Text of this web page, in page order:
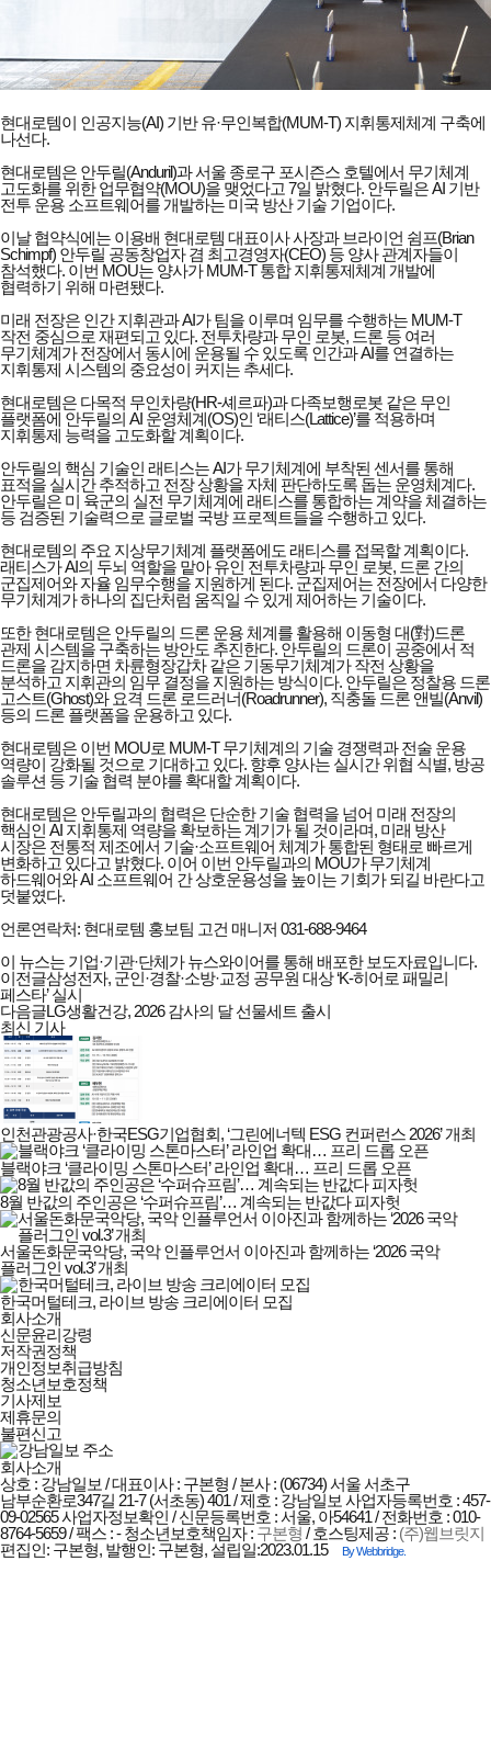
현대로템이 인공지능(AI) 기반 유·무인복합(MUM-T) 지휘통제체계 구축에
나선다.
현대로템은 안두릴(Anduril)과 서울 종로구 포시즌스 호텔에서 무기체계
고도화를 위한 업무협약(MOU)을 맺었다고 7일 밝혔다. 안두릴은 AI 기반
전투 운용 소프트웨어를 개발하는 미국 방산 기술 기업이다.
이날 협약식에는 이용배 현대로템 대표이사 사장과 브라이언 쉼프(Brian
Schimpf) 안두릴 공동창업자 겸 최고경영자(CEO) 등 양사 관계자들이
참석했다. 이번 MOU는 양사가 MUM-T 통합 지휘통제체계 개발에
협력하기 위해 마련됐다.
미래 전장은 인간 지휘관과 AI가 팀을 이루며 임무를 수행하는 MUM-T
작전 중심으로 재편되고 있다. 전투차량과 무인 로봇, 드론 등 여러
무기체계가 전장에서 동시에 운용될 수 있도록 인간과 AI를 연결하는
지휘통제 시스템의 중요성이 커지는 추세다.
현대로템은 다목적 무인차량(HR-셰르파)과 다족보행로봇 같은 무인
플랫폼에 안두릴의 AI 운영체계(OS)인 ‘래티스(Lattice)’를 적용하며
지휘통제 능력을 고도화할 계획이다.
안두릴의 핵심 기술인 래티스는 AI가 무기체계에 부착된 센서를 통해
표적을 실시간 추적하고 전장 상황을 자체 판단하도록 돕는 운영체계다.
안두릴은 미 육군의 실전 무기체계에 래티스를 통합하는 계약을 체결하는
등 검증된 기술력으로 글로벌 국방 프로젝트들을 수행하고 있다.
현대로템의 주요 지상무기체계 플랫폼에도 래티스를 접목할 계획이다.
래티스가 AI의 두뇌 역할을 맡아 유인 전투차량과 무인 로봇, 드론 간의
군집제어와 자율 임무수행을 지원하게 된다. 군집제어는 전장에서 다양한
무기체계가 하나의 집단처럼 움직일 수 있게 제어하는 기술이다.
또한 현대로템은 안두릴의 드론 운용 체계를 활용해 이동형 대(對)드론
관제 시스템을 구축하는 방안도 추진한다. 안두릴의 드론이 공중에서 적
드론을 감지하면 차륜형장갑차 같은 기동무기체계가 작전 상황을
분석하고 지휘관의 임무 결정을 지원하는 방식이다. 안두릴은 정찰용 드론
고스트(Ghost)와 요격 드론 로드러너(Roadrunner), 직충돌 드론 앤빌(Anvil)
등의 드론 플랫폼을 운용하고 있다.
현대로템은 이번 MOU로 MUM-T 무기체계의 기술 경쟁력과 전술 운용
역량이 강화될 것으로 기대하고 있다. 향후 양사는 실시간 위협 식별, 방공
솔루션 등 기술 협력 분야를 확대할 계획이다.
현대로템은 안두릴과의 협력은 단순한 기술 협력을 넘어 미래 전장의
핵심인 AI 지휘통제 역량을 확보하는 계기가 될 것이라며, 미래 방산
시장은 전통적 제조에서 기술·소프트웨어 체계가 통합된 형태로 빠르게
변화하고 있다고 밝혔다. 이어 이번 안두릴과의 MOU가 무기체계
하드웨어와 AI 소프트웨어 간 상호운용성을 높이는 기회가 되길 바란다고
덧붙였다.
언론연락처: 현대로템 홍보팀 고건 매니저 031-688-9464
이 뉴스는 기업·기관·단체가 뉴스와이어를 통해 배포한 보도자료입니다.
이전글삼성전자, 군인·경찰·소방·교정 공무원 대상 ‘K-히어로 패밀리
페스타’ 실시
다음글LG생활건강, 2026 감사의 달 선물세트 출시
최신 기사
인천관광공사·한국ESG기업협회, ‘그린에너텍 ESG 컨퍼런스 2026’ 개최
블랙야크 ‘클라이밍 스톤마스터’ 라인업 확대… 프리 드롭 오픈
8월 반값의 주인공은 ‘수퍼슈프림’… 계속되는 반값다 피자헛
서울돈화문국악당, 국악 인플루언서 이아진과 함께하는 ‘2026 국악
플러그인 vol.3’ 개최
한국머털테크, 라이브 방송 크리에이터 모집
강남일보
회사소개
및
정책안내
회사소개
신문윤리강령
저작권정책
개인정보취급방침
청소년보호정책
기사제보
제휴문의
불편신고
회사소개
상호 : 강남일보 / 대표이사 : 구본형 / 본사 : (06734) 서울 서초구
남부순환로347길 21-7 (서초동) 401 / 제호 : 강남일보 사업자등록번호 : 457-
09-02565사업자정보확인 / 신문등록번호 : 서울, 아54641 / 전화번호 : 010-
8764-5659 / 팩스 : -청소년보호책임자 : 구본형 / 호스팅제공 : (주)웹브릿지
편집인: 구본형, 발행인: 구본형, 설립일:2023.01.15
By Webbridge.